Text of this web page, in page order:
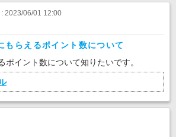
2023/06/01 12:00
もらえるポイント数について
ポイント数について知りたいです。